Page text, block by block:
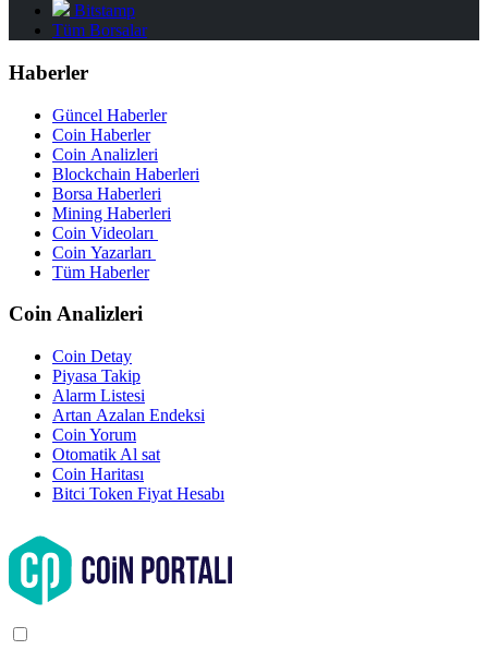
Bitstamp
Tüm Borsalar
Haberler
Güncel Haberler
Coin Haberler
Coin Analizleri
Blockchain Haberleri
Borsa Haberleri
Mining Haberleri
Coin Videoları
Coin Yazarları
Tüm Haberler
Coin Analizleri
Coin Detay
Piyasa Takip
Alarm Listesi
Artan Azalan Endeksi
Coin Yorum
Otomatik Al sat
Coin Haritası
Bitci Token Fiyat Hesabı